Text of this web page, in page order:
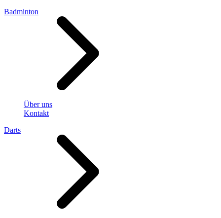
Badminton
Über uns
Kontakt
Darts